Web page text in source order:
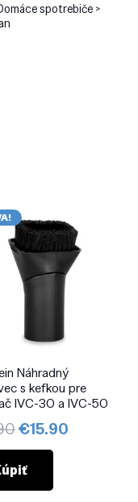
spotrebiče >
Náhradný
s kefkou pre
IVC-30 a IVC-50
Pôvodná
cena
bola:
€19.90.
€15.90